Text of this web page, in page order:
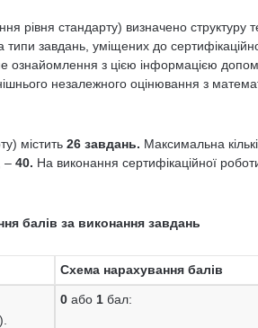
рівня стандарту) визначено структуру
типи завдань, уміщених до
ознайомлення з цією інформацією
незалежного оцінювання з
містить 26 завдань. Максимальна
– 40. На виконання сертифікаційної
балів за виконання завдань
Схема нарахування балів
0або 1бал: